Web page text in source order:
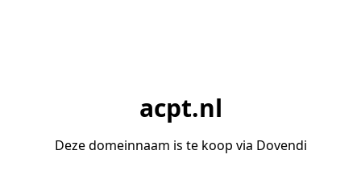
acpt.nl
Deze domeinnaam is te koop via Dovendi